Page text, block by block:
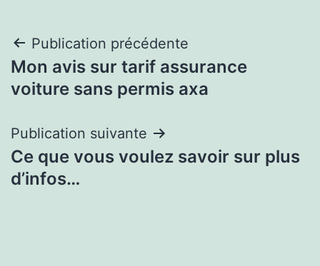
Navigation
de
Publication précédente
Mon avis sur tarif assurance
voiture sans permis axa
Publication suivante
Ce que vous voulez savoir sur plus
d’infos…